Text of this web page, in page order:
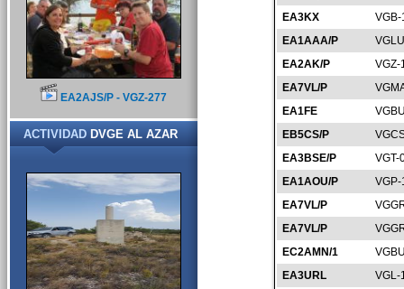
EA3KX
VGB-
EA1AAA/P
EA2AK/P
VGZ-
EA7VL/P
EA1FE
EB5CS/P
EA3BSE/P
VGT-
EA1AOU/P
EA7VL/P
EA7VL/P
EC2AMN/1
EA3URL
VGL-
EA2AJS/P - VGZ-277
ACTIVIDADDVGE AL AZAR